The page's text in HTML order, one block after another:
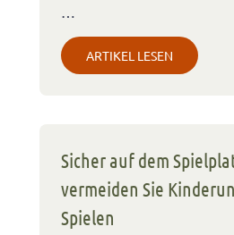
ARTIKEL LESEN
Sicher auf dem
vermeiden Sie
Spielen